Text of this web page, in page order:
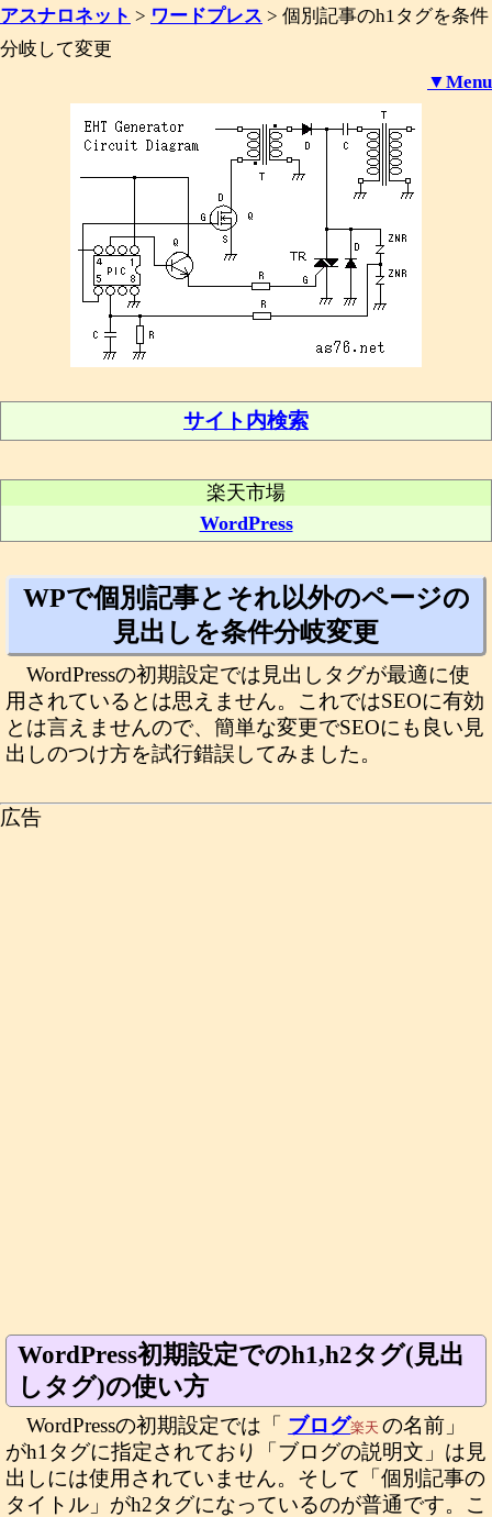
アスナロネット > ワードプレス > 個別記事のh1タグを条件
分岐して変更
▼Menu
サイト内検索
楽天市場
WordPress
WPで個別記事とそれ以外のページの
見出しを条件分岐変更
WordPressの初期設定では見出しタグが最適に使
用されているとは思えません。これではSEOに有効
とは言えませんので、簡単な変更でSEOにも良い見
出しのつけ方を試行錯誤してみました。
広告
WordPress初期設定でのh1,h2タグ(見出
しタグ)の使い方
WordPressの初期設定では「 ブログ楽天の名前」
がh1タグに指定されており「ブログの説明文」は見
出しには使用されていません。そして「個別記事の
タイトル」がh2タグになっているのが普通です。こ